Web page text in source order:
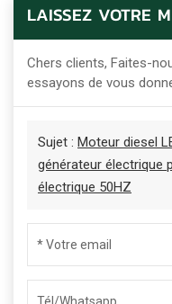
LAISSEZ VOTRE
Chers clients, Faites-
essayons de vous
Sujet : Moteur diesel
générateur électrique
électrique 50HZ